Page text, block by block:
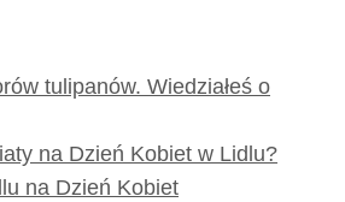
tulipanów. Wiedziałeś o
na Dzień Kobiet w Lidlu?
na Dzień Kobiet